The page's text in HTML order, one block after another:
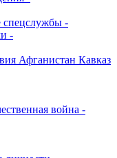
-
-
Афганистан Кавказ
война -